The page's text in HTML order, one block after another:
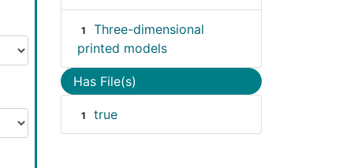
1
Three-dimensional
printed models
Has File(s)
1 true